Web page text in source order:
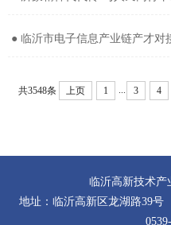
共3548条 上页 1 ... 3 4
临沂高新技术产
地址：临沂高新区龙湖路39号